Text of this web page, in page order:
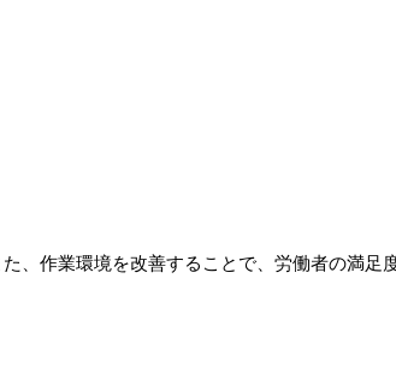
、作業環境を改善することで、労働者の満足